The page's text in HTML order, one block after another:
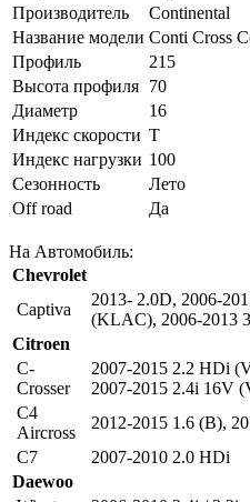
Производитель
Continental
Название модели Conti Cross
Профиль
215
Высота профиля 70
Диаметр
16
Индекс скорости T
Индекс нагрузки 100
Сезонность
Лето
Off road
Да
На Автомобиль:
Chevrolet
Captiva
2013- 2.0D, 2006-
(KLAC), 2006-2013
Citroen
C-
Crosser
2007-2015 2.2 HDi
2007-2015 2.4i 16V
C4
Aircross
2012-2015 1.6 (B),
C7
2007-2010 2.0 HDi
Daewoo